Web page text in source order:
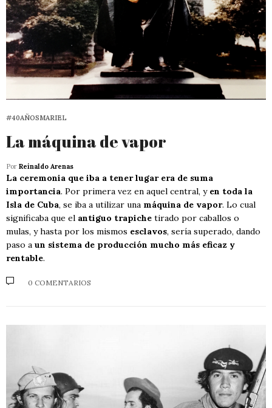
#40AÑOSMARIEL
La máquina de vapor
Por Reinaldo Arenas
La ceremonia que iba a tener lugar era de suma
importancia. Por primera vez en aquel central, y en toda la
Isla de Cuba, se iba a utilizar una máquina de vapor. Lo cual
significaba que el antiguo trapiche tirado por caballos o
mulas, y hasta por los mismos esclavos, sería superado, dando
paso a un sistema de producción mucho más eficaz y
rentable.
0 COMENTARIOS